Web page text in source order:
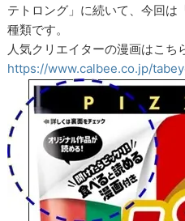
テトロング」に続いて、今回は
種類です。
人気クリエイターの漫画はこ
https://www.calbee.co.jp/